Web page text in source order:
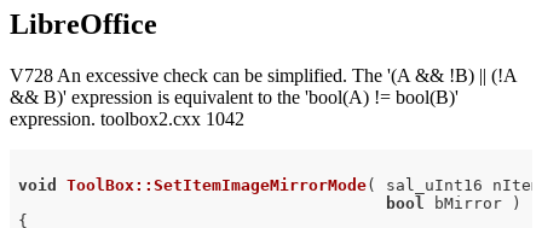
LibreOffice
V728 An excessive check can be simplified. The '(A && !B) || (!A
&& B)' expression is equivalent to the 'bool(A) != bool(B)'
expression. toolbox2.cxx 1042
void ToolBox::SetItemImageMirrorMode( sal_uInt16
bool
bMirror )
{